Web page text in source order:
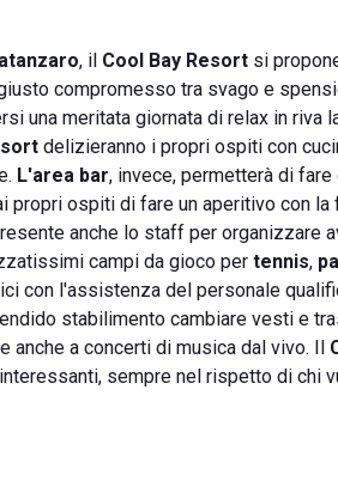
, il Cool Bay Resort si
compromesso tra svago e
una meritata giornata di relax in riva
delizieranno i propri ospiti con
L'area bar, invece, permetterà di
propri ospiti di fare un aperitivo con la
anche lo staff per organizzare
campi da gioco per tennis,
con l'assistenza del personale
stabilimento cambiare vesti e
a concerti di musica dal vivo. Il
sempre nel rispetto di chi